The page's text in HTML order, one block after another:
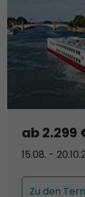
ab 2.299
15.08. -
Zu den